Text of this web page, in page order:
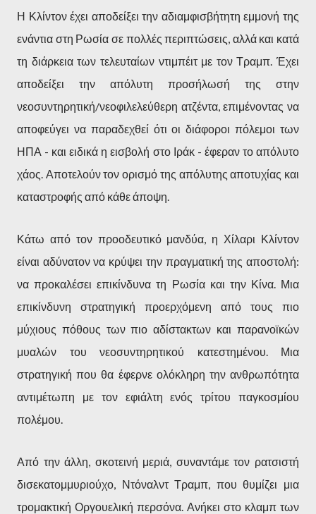
Η Κλίντον έχει αποδείξει την αδιαμφισβήτητη εμμονή της
ενάντια στη Ρωσία σε πολλές περιπτώσεις, αλλά και κατά
τη διάρκεια των τελευταίων ντιμπέιτ με τον Τραμπ. Έχει
αποδείξει την απόλυτη προσήλωσή της στην
νεοσυντηρητική/νεοφιλελεύθερη ατζέντα, επιμένοντας να
αποφεύγει να παραδεχθεί ότι οι διάφοροι πόλεμοι των
ΗΠΑ - και ειδικά η εισβολή στο Ιράκ - έφεραν το απόλυτο
χάος. Αποτελούν τον ορισμό της απόλυτης αποτυχίας και
καταστροφής από κάθε άποψη.
Κάτω από τον προοδευτικό μανδύα, η Χίλαρι Κλίντον
είναι αδύνατον να κρύψει την πραγματική της αποστολή:
να προκαλέσει επικίνδυνα τη Ρωσία και την Κίνα. Μια
επικίνδυνη στρατηγική προερχόμενη από τους πιο
μύχιους πόθους των πιο αδίστακτων και παρανοϊκών
μυαλών του νεοσυντηρητικού κατεστημένου. Μια
στρατηγική που θα έφερνε ολόκληρη την ανθρωπότητα
αντιμέτωπη με τον εφιάλτη ενός τρίτου παγκοσμίου
πολέμου.
Από την άλλη, σκοτεινή μεριά, συναντάμε τον ρατσιστή
δισεκατομμυριούχο, Ντόναλντ Τραμπ, που θυμίζει μια
τρομακτική Οργουελική περσόνα. Ανήκει στο κλαμπ των